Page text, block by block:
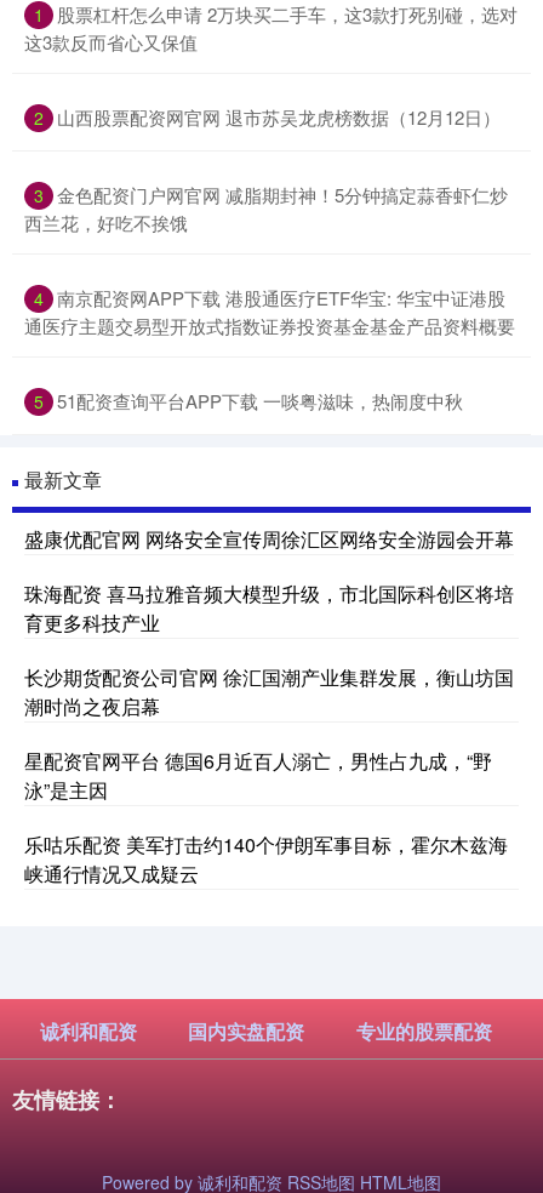
1
股票杠杆怎么申请 2万块买二手车，这3款打死别碰，选对
这3款反而省心又保值
2 山西股票配资网官网 退市苏吴龙虎榜数据（12月12日）
3 金色配资门户网官网 减脂期封神！5分钟搞定蒜香虾仁炒
西兰花，好吃不挨饿
4 南京配资网APP下载 港股通医疗ETF华宝: 华宝中证港股
通医疗主题交易型开放式指数证券投资基金基金产品资料概要
5 51配资查询平台APP下载 一啖粤滋味，热闹度中秋
最新文章
盛康优配官网 网络安全宣传周徐汇区网络安全游园会开幕
珠海配资 喜马拉雅音频大模型升级，市北国际科创区将培
育更多科技产业
长沙期货配资公司官网 徐汇国潮产业集群发展，衡山坊国
潮时尚之夜启幕
星配资官网平台 德国6月近百人溺亡，男性占九成，“野
泳”是主因
乐咕乐配资 美军打击约140个伊朗军事目标，霍尔木兹海
峡通行情况又成疑云
诚利和配资 国内实盘配资 专业的股票配资
友情链接：
Powered by 诚利和配资 RSS地图 HTML地图